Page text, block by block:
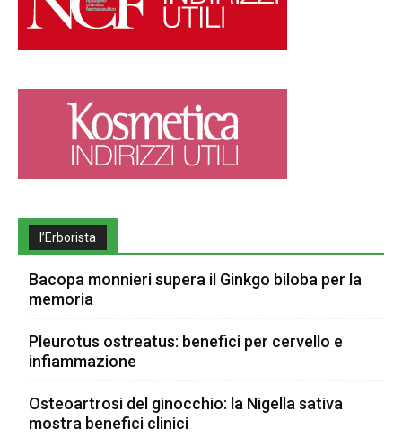
l’Erborista
Bacopa monnieri supera il Ginkgo biloba per la
memoria
Pleurotus ostreatus: benefici per cervello e
infiammazione
Osteoartrosi del ginocchio: la Nigella sativa
mostra benefici clinici